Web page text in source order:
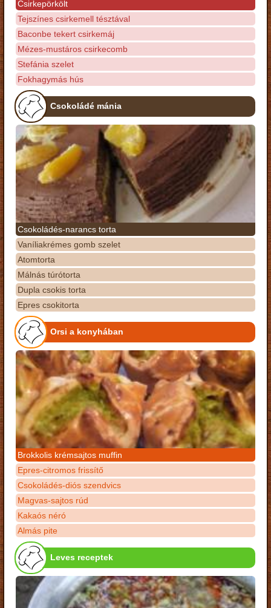
Csirkepörkölt
Tejszínes csirkemell tésztával
Baconbe tekert csirkemáj
Mézes-mustáros csirkecomb
Stefánia szelet
Fokhagymás hús
Csokoládé mánia
Csokoládés-narancs torta
Vaníliakrémes gomb szelet
Atomtorta
Málnás túrótorta
Dupla csokis torta
Epres csokitorta
Orsi a konyhában
Brokkolis krémsajtos muffin
Epres-citromos frissítő
Csokoládés-diós szendvics
Magvas-sajtos rúd
Kakaós néró
Almás pite
Leves receptek